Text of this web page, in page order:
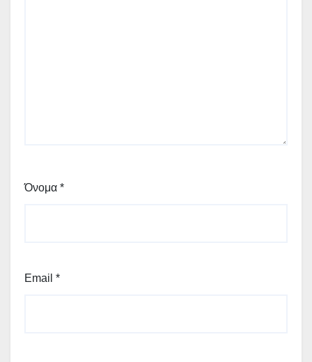
Όνομα *
Email *